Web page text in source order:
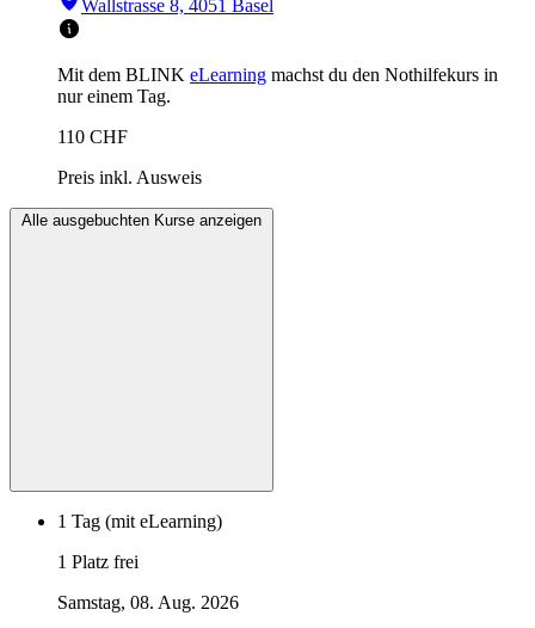
Wallstrasse 8, 4051 Basel
Mit dem BLINK eLearning machst du den Nothilfekurs in
nur einem Tag.
110 CHF
Preis inkl. Ausweis
Alle ausgebuchten Kurse anzeigen
1 Tag (mit eLearning)
1 Platz frei
Samstag, 08. Aug. 2026